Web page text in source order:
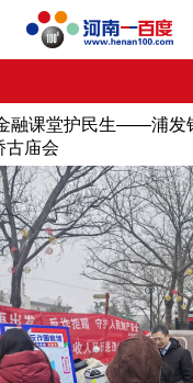
融课堂护民生——浦发
古庙会